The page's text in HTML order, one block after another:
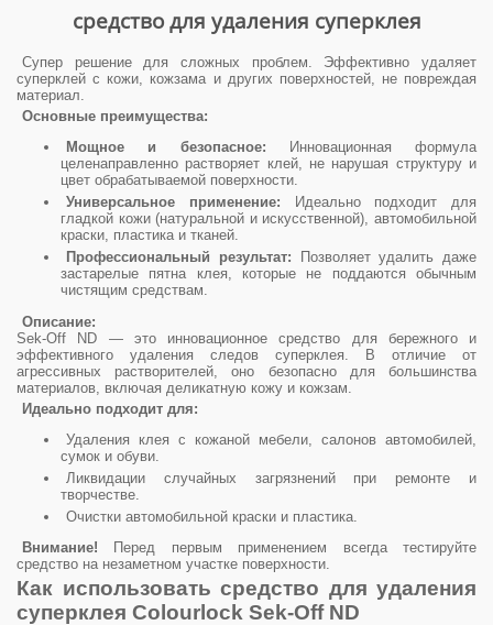
средство для удаления суперклея
Супер решение для сложных проблем. Эффективно удаляет
суперклей с кожи, кожзама и других поверхностей, не повреждая
материал.
Основные преимущества:
Мощное и безопасное: Инновационная формула
целенаправленно растворяет клей, не нарушая структуру и
цвет обрабатываемой поверхности.
Универсальное применение: Идеально подходит для
гладкой кожи (натуральной и искусственной), автомобильной
краски, пластика и тканей.
Профессиональный результат: Позволяет удалить даже
застарелые пятна клея, которые не поддаются обычным
чистящим средствам.
Описание:
Sek-Off ND — это инновационное средство для бережного и
эффективного удаления следов суперклея. В отличие от
агрессивных растворителей, оно безопасно для большинства
материалов, включая деликатную кожу и кожзам.
Идеально подходит для:
Удаления клея с кожаной мебели, салонов автомобилей,
сумок и обуви.
Ликвидации случайных загрязнений при ремонте и
творчестве.
Очистки автомобильной краски и пластика.
Внимание! Перед первым применением всегда тестируйте
средство на незаметном участке поверхности.
Как использовать средство для удаления
суперклея Colourlock Sek-Off ND